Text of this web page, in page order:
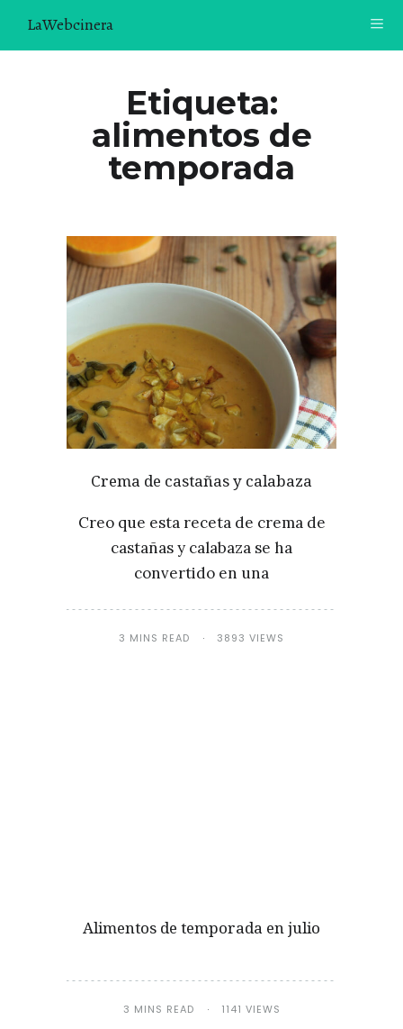
LaWebcinera
VIDEORECETAS
¿TE GUSTARÍA UNIRTE A NUESTRA AVENTURA GASTRON
ÓMICA?
ÚNETE A LA NEWSLETTER
RECOMENDACIONES
Etiqueta:
alimentos de
temporada
Crema de castañas y calabaza
Creo que esta receta de crema de
castañas y calabaza se ha
convertido en una
3 MINS READ 3893 VIEWS
Alimentos de temporada en julio
3 MINS READ 1141 VIEWS